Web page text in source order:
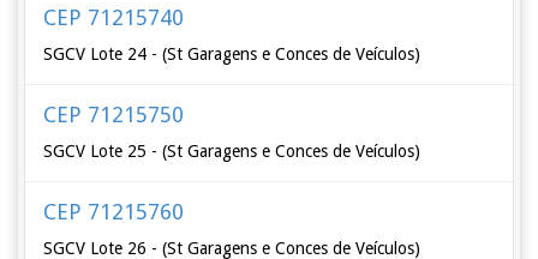
CEP 71215740
SGCV Lote 24 - (St Garagens e Conces de Veículos)
CEP 71215750
SGCV Lote 25 - (St Garagens e Conces de Veículos)
CEP 71215760
SGCV Lote 26 - (St Garagens e Conces de Veículos)